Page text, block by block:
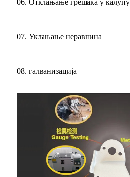
06. Отклањање грешака у калупу
07. Уклањање неравнина
08. галванизација